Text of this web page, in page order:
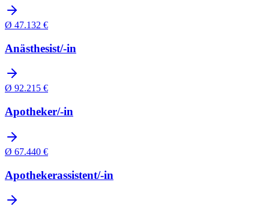
Ø 47.132 €
Anästhesist/-in
Ø 92.215 €
Apotheker/-in
Ø 67.440 €
Apothekerassistent/-in